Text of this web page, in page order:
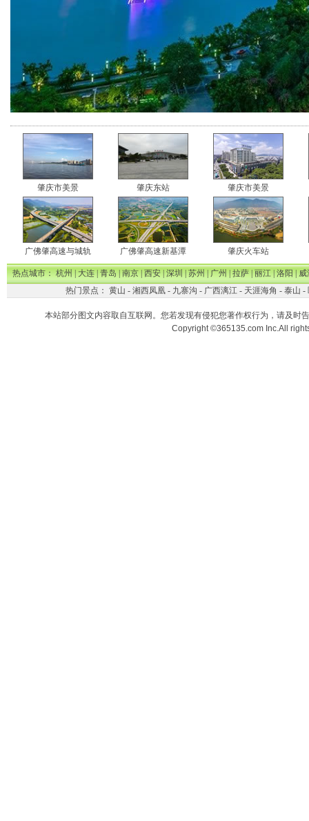
肇庆市美景 肇庆东站 肇庆市美景
广佛肇高速与城轨 广佛肇高速新基潭 肇庆火车站
热点城市：杭州|大连|青岛|南京|西安|深圳|苏州|广州|拉萨|丽江|洛阳|威
热门景点： 黄山 - 湘西凤凰- 九寨沟 - 广西漓江- 天涯海角 - 泰山 -
本站部分图文内容取自互联网。您若发现有侵犯您著作权行为，请及时
Copyright ©365135.com Inc.All